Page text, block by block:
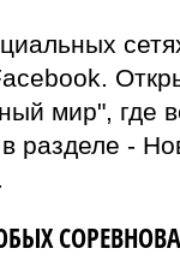
мир", где
разделе -